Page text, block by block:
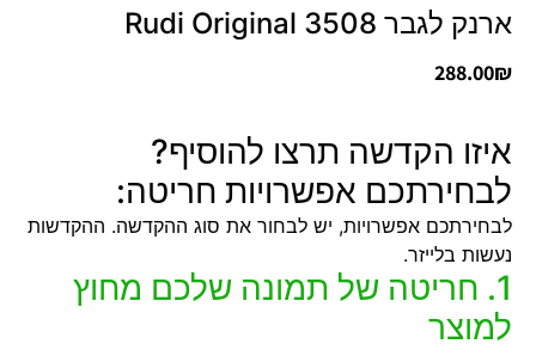
ארנק לגבר 3508 Rudi Original
288.00₪
איזו הקדשה תרצו להוסיף?
לבחירתכם אפשרויות חריטה:
לבחירתכם אפשרויות, יש לבחור את סוג ההקדשה. ההקדשות
נעשות בלייזר.
1. חריטה של תמונה שלכם מחוץ
למוצר